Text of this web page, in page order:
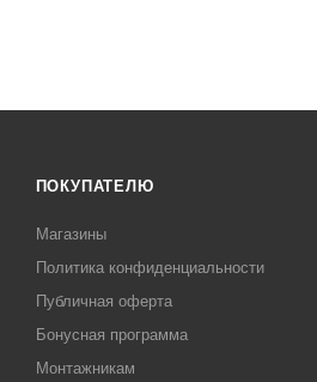
ПОКУПАТЕЛЮ
Магазины
Политика конфиденциальности
Публичная оферта
Бонусная программа
Монтажникам